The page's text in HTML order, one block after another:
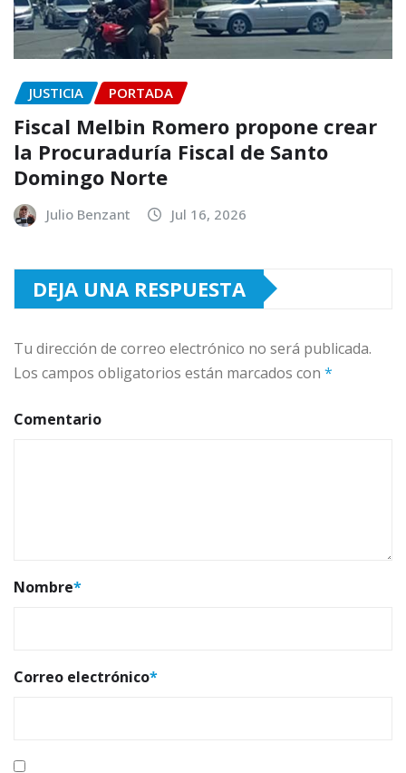
JUSTICIA PORTADA
Fiscal Melbin Romero propone crear
la Procuraduría Fiscal de Santo
Domingo Norte
Julio Benzant Jul 16, 2026
DEJA UNA RESPUESTA
Tu dirección de correo electrónico no será publicada.
Los campos obligatorios están marcados con *
Comentario
Nombre*
Correo electrónico*